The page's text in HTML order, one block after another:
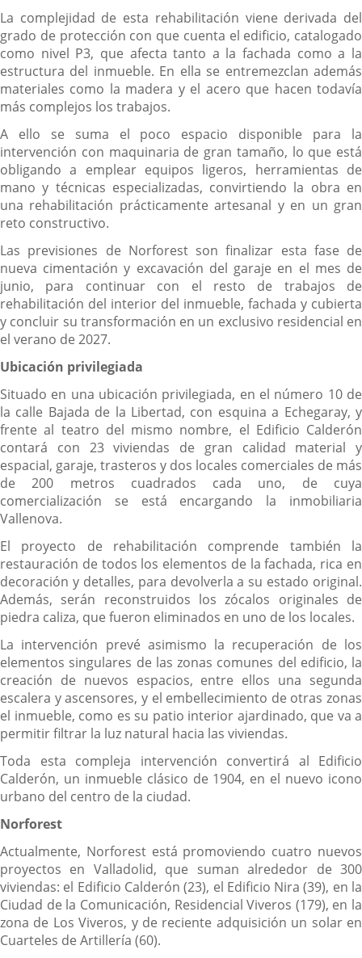
La complejidad de esta rehabilitación viene derivada del
grado de protección con que cuenta el edificio, catalogado
como nivel P3, que afecta tanto a la fachada como a la
estructura del inmueble. En ella se entremezclan además
materiales como la madera y el acero que hacen todavía
más complejos los trabajos.
A ello se suma el poco espacio disponible para la
intervención con maquinaria de gran tamaño, lo que está
obligando a emplear equipos ligeros, herramientas de
mano y técnicas especializadas, convirtiendo la obra en
una rehabilitación prácticamente artesanal y en un gran
reto constructivo.
Las previsiones de Norforest son finalizar esta fase de
nueva cimentación y excavación del garaje en el mes de
junio, para continuar con el resto de trabajos de
rehabilitación del interior del inmueble, fachada y cubierta
y concluir su transformación en un exclusivo residencial en
el verano de 2027.
Ubicación privilegiada
Situado en una ubicación privilegiada, en el número 10 de
la calle Bajada de la Libertad, con esquina a Echegaray, y
frente al teatro del mismo nombre, el Edificio Calderón
contará con 23 viviendas de gran calidad material y
espacial, garaje, trasteros y dos locales comerciales de más
de 200 metros cuadrados cada uno, de cuya
comercialización se está encargando la inmobiliaria
Vallenova.
El proyecto de rehabilitación comprende también la
restauración de todos los elementos de la fachada, rica en
decoración y detalles, para devolverla a su estado original.
Además, serán reconstruidos los zócalos originales de
piedra caliza, que fueron eliminados en uno de los locales.
La intervención prevé asimismo la recuperación de los
elementos singulares de las zonas comunes del edificio, la
creación de nuevos espacios, entre ellos una segunda
escalera y ascensores, y el embellecimiento de otras zonas
el inmueble, como es su patio interior ajardinado, que va a
permitir filtrar la luz natural hacia las viviendas.
Toda esta compleja intervención convertirá al Edificio
Calderón, un inmueble clásico de 1904, en el nuevo icono
urbano del centro de la ciudad.
Norforest
Actualmente, Norforest está promoviendo cuatro nuevos
proyectos en Valladolid, que suman alrededor de 300
viviendas: el Edificio Calderón (23), el Edificio Nira (39), en la
Ciudad de la Comunicación, Residencial Viveros (179), en la
zona de Los Viveros, y de reciente adquisición un solar en
Cuarteles de Artillería (60).